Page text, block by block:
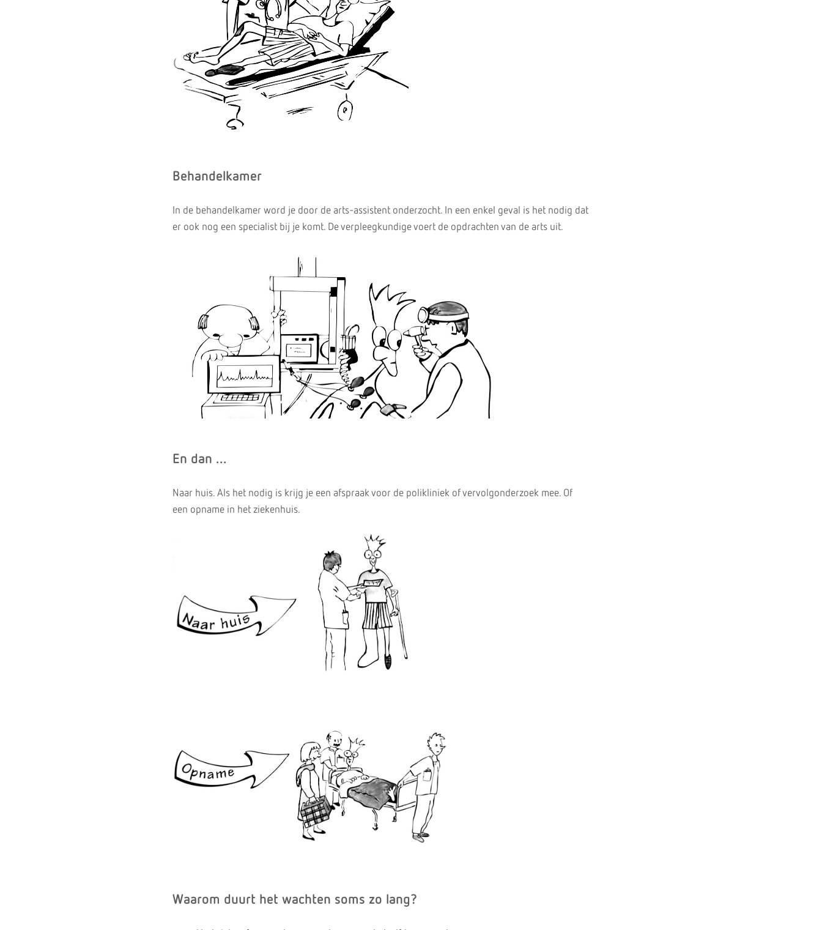
Behandelkamer
In de behandelkamer word je door de arts-assistent onderzocht. In een enkel geval is het nodig dat
er ook nog een specialist bij je komt. De verpleegkundige voert de opdrachten van de arts uit.
En dan ...
Naar huis. Als het nodig is krijg je een afspraak voor de polikliniek of vervolgonderzoek mee. Of
een opname in het ziekenhuis.
Waarom duurt het wachten soms zo lang?